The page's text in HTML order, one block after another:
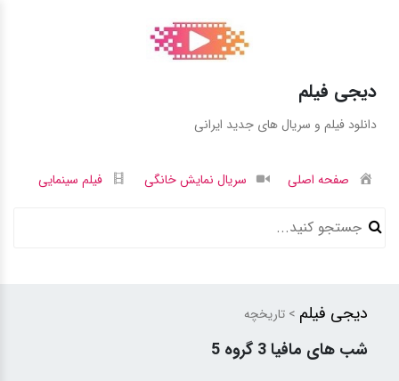
دیجی فیلم
دانلود فیلم و سریال های جدید ایرانی
صفحه اصلی سریال نمایش خانگی فیلم سینمایی
دیجی فیلم > تاریخچه
شب های مافیا 3 گروه 5